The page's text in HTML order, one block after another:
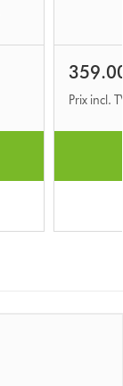
Prix incl.